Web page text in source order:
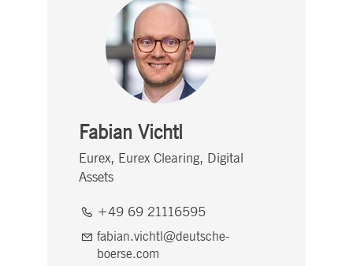
Fabian Vichtl
Eurex, Eurex Clearing, Digital
Assets
+49 69 21116595
fabian.vichtl@deutsche-
boerse.com